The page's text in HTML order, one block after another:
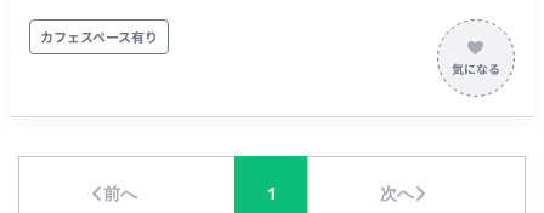
駐。必要に応じて買い物などの外出もある ・(変更の範囲)：
「会社の定める業務」 ■条件面■ 雇用形態：正社員 契約期
間：3～6か月は派遣契約、以後正社員(契約社員、アルバイト)
登用予定 試用期間：紹介予定派遣のためなし 休日・休暇： ▼
おり） ▼慶弔休暇(有給：事由によって1〜5日） ▼産前産後休
カフェスペース有り
前へ 1 次へ